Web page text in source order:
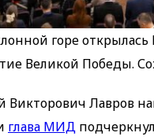
горе
Великой Победы.
Лавров
глава МИД